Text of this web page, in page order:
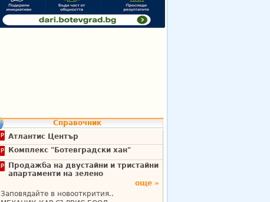
Справочник
Атлантис Център
Комплекс "Ботевградски хан"
Продажба на двустайни и тристайни
апартаменти на зелено
още »
Заповядайте в новооткрития..